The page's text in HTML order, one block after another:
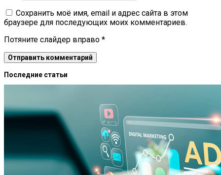
Сохранить моё имя, email и адрес сайта в этом
браузере для последующих моих комментариев.
Потяните слайдер вправо *
Последние статьи